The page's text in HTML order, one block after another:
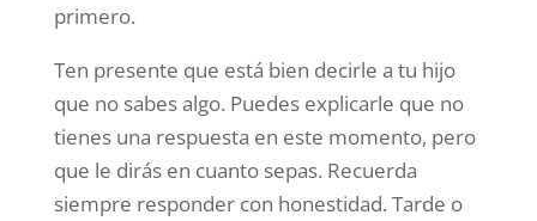
primero.
Ten presente que está bien decirle a tu hijo
que no sabes algo. Puedes explicarle que no
tienes una respuesta en este momento, pero
que le dirás en cuanto sepas. Recuerda
siempre responder con honestidad. Tarde o